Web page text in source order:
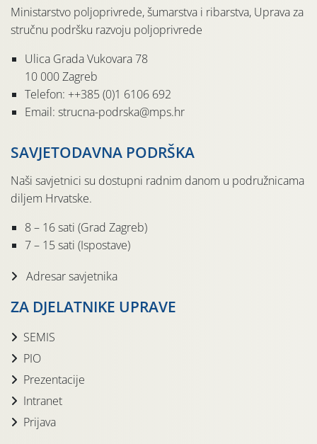
Ministarstvo poljoprivrede, šumarstva i ribarstva, Uprava za
stručnu podršku razvoju poljoprivrede
Ulica Grada Vukovara 78
10 000 Zagreb
Telefon: ++385 (0)1 6106 692
Email: strucna-podrska@mps.hr
SAVJETODAVNA PODRŠKA
Naši savjetnici su dostupni radnim danom u podružnicama
diljem Hrvatske.
8 – 16 sati (Grad Zagreb)
7 – 15 sati (Ispostave)
Adresar savjetnika
ZA DJELATNIKE UPRAVE
SEMIS
PIO
Prezentacije
Intranet
Prijava